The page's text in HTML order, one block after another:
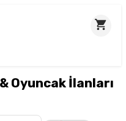
Oyuncak İlanları